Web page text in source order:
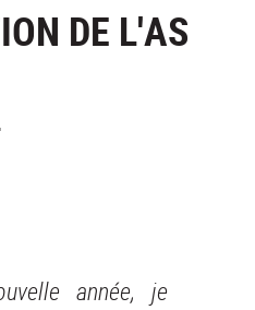
DE L'AS
année, je